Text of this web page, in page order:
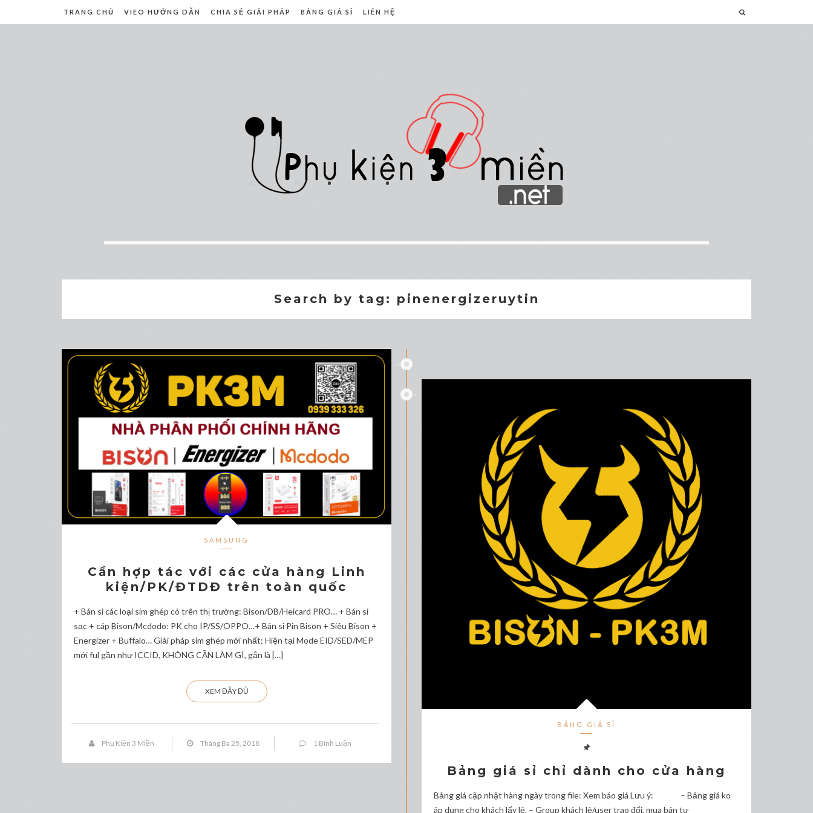
TRANG CHỦ VIEO HƯỚNG DẪN CHIA SẺ GIẢI PHÁP BẢNG GIÁ SỈ LIÊN HỆ
Search by tag: pinenergizeruytin
SAMSUNG
Cần hợp tác với các cửa hàng Linh
kiện/PK/ĐTDĐ trên toàn quốc
+ Bán sỉ các loại sim ghép có trên thị trường: Bison/DB/Heicard PRO… + Bán sỉ
sạc + cáp Bison/Mcdodo: PK cho IP/SS/OPPO…+ Bán sỉ Pin Bison + Siêu Bison +
Energizer + Buffalo… Giải pháp sim ghép mới nhất: Hiện tại Mode EID/SED/MEP
mới ful gần như ICCID, KHÔNG CẦN LÀM GÌ, gắn là […]
XEM ĐẦY ĐỦ
Phụ Kiện 3 Miền Tháng Ba 25, 2018 1 Bình Luận
BẢNG GIÁ SỈ
Bảng giá sỉ chỉ dành cho cửa hàng
Bảng giá cập nhật hàng ngày trong file: Xem báo giá Lưu ý: – Bảng giá ko
áp dụng cho khách lấy lẻ. – Group khách lẻ/user trao đổi, mua bán tự